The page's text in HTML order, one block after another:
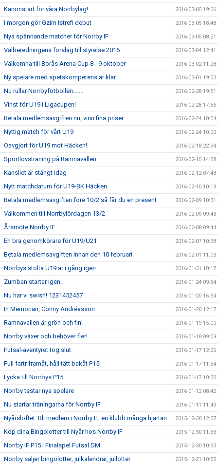
Kanonstart för våra Norrbylag! 2016-03-05 19:06
I morgon gör Gzim Istrefi debut 2016-03-05 18:48
Nya spännande matcher för Norrby IF 2016-03-05 08:21
Valberedningens förslag till styrelse 2016 2016-03-04 12:41
Välkomna till Borås Arena Cup 8 - 9 oktober 2016-03-02 11:28
Ny spelare med spetskompetens är klar. 2016-03-01 19:03
Nu rullar Norrbyfotbollen....... 2016-02-28 19:51
Vinst för U19 i Ligacupen! 2016-02-28 17:56
Betala medlemsavgiften nu, vinn fina priser 2016-02-24 10:04
Nyttig match för vårt U19 2016-02-24 10:00
Oavgjort för U19 mot Häcken! 2016-02-18 22:34
Sportlovsträning på Ramnavallen 2016-02-15 14:38
Kansliet är stängt idag 2016-02-12 07:48
Nytt matchdatum för U19-BK Häcken 2016-02-10 10:19
Betala medlemsavgiften före 10/2 så får du en present 2016-02-09 10:31
Välkommen till Norrbylördagen 13/2 2016-02-09 09:43
Årsmöte Norrby IF 2016-02-08 09:44
En bra genomkörare för U19/U21 2016-02-07 10:38
Betala medlemsavgiften innan den 10 februari 2016-02-01 11:03
Norrbys stolta U19 är i gång igen. 2016-01-31 10:17
Zumban startar igen. 2016-01-24 09:54
Nu har vi swish! 1231452457 2016-01-20 16:54
In Memorian, Conny Andréasson 2016-01-20 12:17
Ramnavallen är grön och fin! 2016-01-19 15:00
Norrby växer och behöver fler! 2016-01-18 09:09
Futsal-äventyret tog slut 2016-01-17 12:26
Full fartr framåt, håll tätt bakåt P15! 2016-01-17 11:54
Lycka till Norrbys P15 2016-01-17 10:30
Norrby testar nya spelare 2016-01-12 08:42
Nu startar träningarna för Norrby IF 2016-01-11 11:43
Nyårslöftet: Bli medlem i Norrby IF, en klubb många hjärtan 2015-12-30 12:07
Köp dina Bingolotter till Nyår hos Norrby IF 2015-12-30 11:33
Norrby IF P15 i Finalspel Futsal DM 2015-12-30 10:53
Norrby säljer bingolotter, julkalendrar, jullotter 2015-12-21 10:55